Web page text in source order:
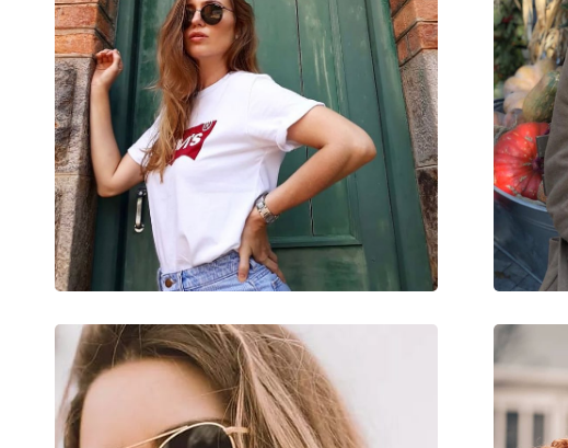
Kategória:
Slnečné okuliare
Značka:
Ray-Ban
Použitie:
Móda
Kód:
RB1970 919631 54